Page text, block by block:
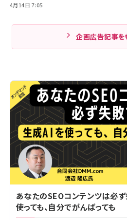
4月14日 7:05
企画広告記事を
あなたのSEOコンテンツは必
使っても、自分でがんばっても